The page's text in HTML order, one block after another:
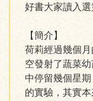
好書大家讀入
【簡介】
荷莉經過幾個
空發射了蔬菜
中停留幾個星
的實驗，其實